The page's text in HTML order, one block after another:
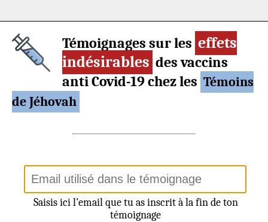
Témoignages sur les effets
indésirables des vaccins
anti Covid-19 chez les Témoins
de Jéhovah
Saisis ici l'email que tu as inscrit à la fin de ton
témoignage